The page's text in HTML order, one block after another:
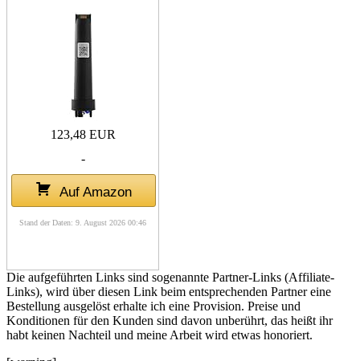
123,48 EUR
-
Auf Amazon
Stand der Daten: 9. August 2026 00:46
Die aufgeführten Links sind sogenannte Partner-Links (Affiliate-
Links), wird über diesen Link beim entsprechenden Partner eine
Bestellung ausgelöst erhalte ich eine Provision. Preise und
Konditionen für den Kunden sind davon unberührt, das heißt ihr
habt keinen Nachteil und meine Arbeit wird etwas honoriert.